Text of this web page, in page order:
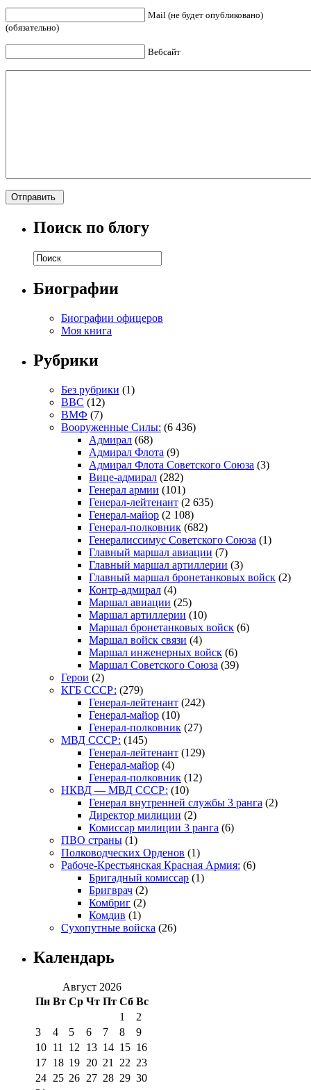
Mail (не будет опубликовано)
(обязательно)
Вебсайт
Поиск по блогу
Биографии
Биографии офицеров
Моя книга
Рубрики
Без рубрики (1)
ВВС (12)
ВМФ (7)
Вооруженные Силы: (6 436)
Адмирал (68)
Адмирал Флота (9)
Адмирал Флота Советского Союза (3)
Вице-адмирал (282)
Генерал армии (101)
Генерал-лейтенант (2 635)
Генерал-майор (2 108)
Генерал-полковник (682)
Генералиссимус Советского Союза (1)
Главный маршал авиации (7)
Главный маршал артиллерии (3)
Главный маршал бронетанковых войск (2)
Контр-адмирал (4)
Маршал авиации (25)
Маршал артиллерии (10)
Маршал бронетанковых войск (6)
Маршал войск связи (4)
Маршал инженерных войск (6)
Маршал Советского Союза (39)
Герои (2)
КГБ СССР: (279)
Генерал-лейтенант (242)
Генерал-майор (10)
Генерал-полковник (27)
МВД СССР: (145)
Генерал-лейтенант (129)
Генерал-майор (4)
Генерал-полковник (12)
НКВД — МВД СССР: (10)
Генерал внутренней службы 3 ранга (2)
Директор милиции (2)
Комиссар милиции 3 ранга (6)
ПВО страны (1)
Полководческих Орденов (1)
Рабоче-Крестьянская Красная Армия: (6)
Бригадный комиссар (1)
Бригврач (2)
Комбриг (2)
Комдив (1)
Сухопутные войска (26)
Календарь
Август 2026
Пн Вт Ср Чт Пт Сб Вс
1
2
3
4 5 6 7 8
9
10 11 12 13 14 15 16
17 18 19 20 21 22 23
24 25 26 27 28 29 30